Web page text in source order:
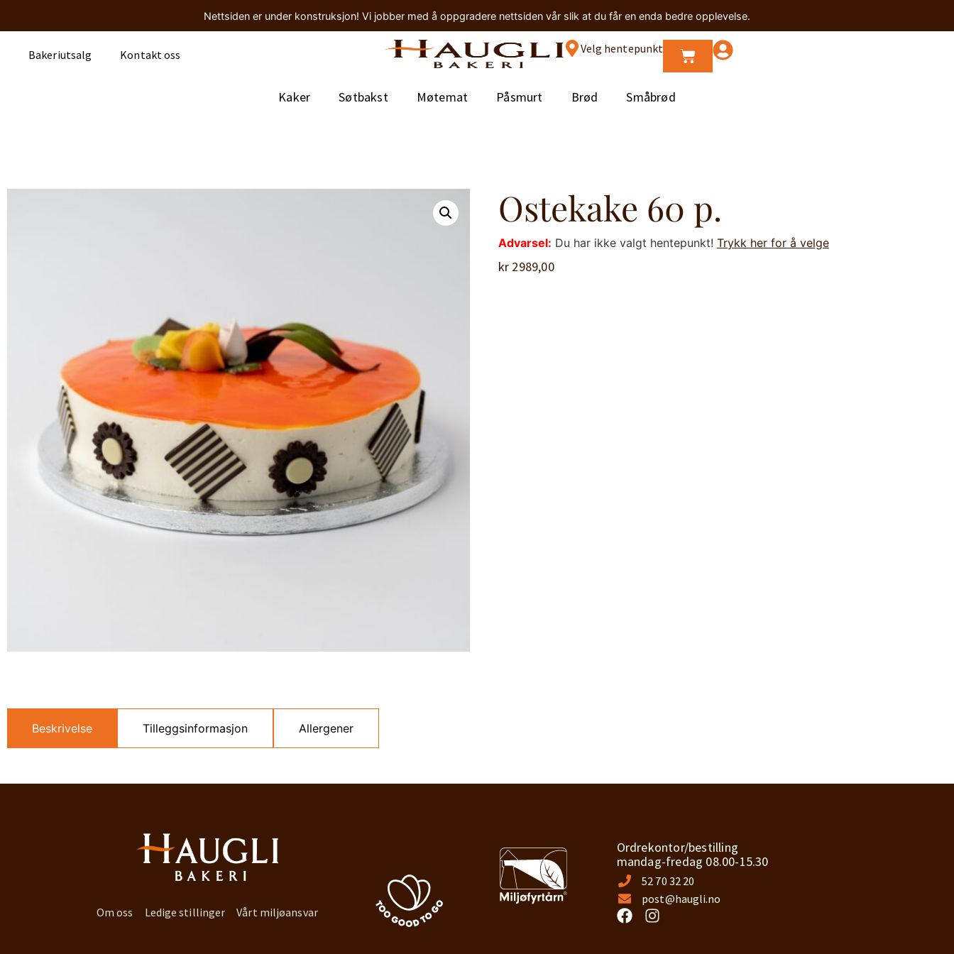
Nettsiden er under konstruksjon! Vi jobber med å oppgradere nettsiden vår slik at du får en enda bedre opplevelse.
Bakeriutsalg Kontakt oss Velg hentepunkt
Kaker Søtbakst Møtemat Påsmurt Brød Småbrød
Beskrivelse Tilleggsinformasjon Allergener
Ostekake 60 p.
Advarsel: Du har ikke valgt hentepunkt! Trykk her for å velge
kr 2989,00
Om oss Ledige stillinger Vårt miljøansvar
Ordrekontor/bestilling
mandag-fredag 08.00-15.30
52 70 32 20
post@haugli.no